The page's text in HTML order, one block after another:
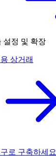
설정 및 확장
상거래
로 구축하세요